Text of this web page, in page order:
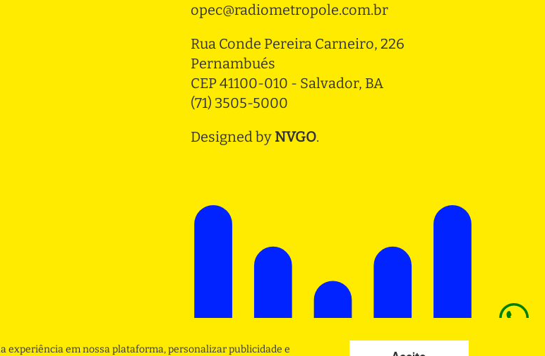
opec@radiometropole.com.br
Rua Conde Pereira Carneiro, 226
Pernambués
CEP 41100-010 - Salvador, BA
(71) 3505-5000
Designed by NVGO.
em nossa plataforma, personalizar publicidade e